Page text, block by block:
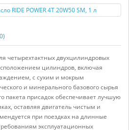
четырехтактных двухцилиндровых
цилиндров, включая
с сухим и мокрым
и минерального базового сырья
пакета присадок обеспечивает лучшую
оставляя двигатель чистым и
при поездках на длинные
эксплуатационных